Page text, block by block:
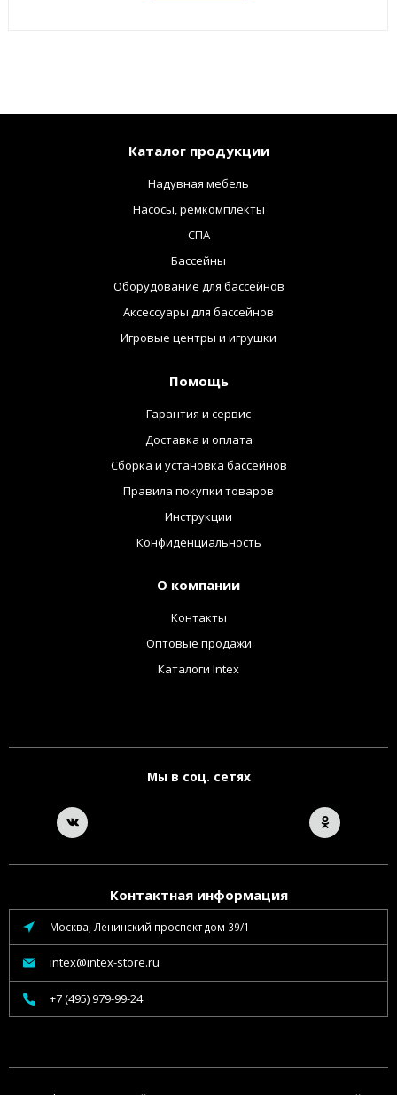
Каталог продукции
Надувная мебель
Насосы, ремкомплекты
СПА
Бассейны
Оборудование для бассейнов
Аксессуары для бассейнов
Игровые центры и игрушки
Помощь
Гарантия и сервис
Доставка и оплата
Сборка и установка бассейнов
Правила покупки товаров
Инструкции
Конфиденциальность
О компании
Контакты
Оптовые продажи
Каталоги Intex
Мы в соц. сетях
Контактная информация
Москва, Ленинский проспект дом 39/1
intex@intex-store.ru
+7 (495) 979-99-24